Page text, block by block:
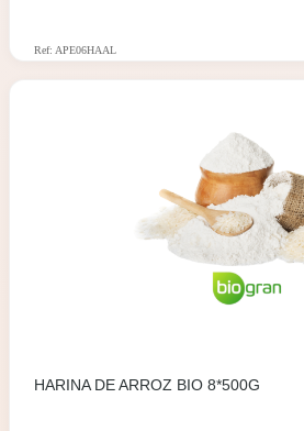
Ref: APE06HAAL
HARINA DE ARROZ BIO 8*500G